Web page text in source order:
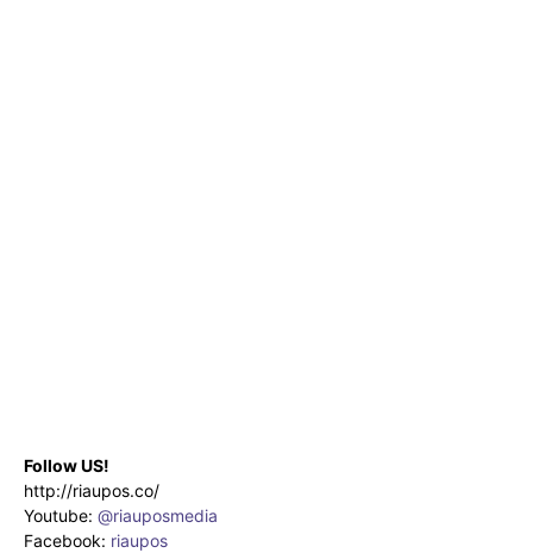
Follow US!
http://riaupos.co/
Youtube: @riauposmedia
Facebook: riaupos